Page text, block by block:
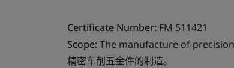
Certificate Number: FM 511421
Scope:The manufacture of
精密车削五金件的制造。